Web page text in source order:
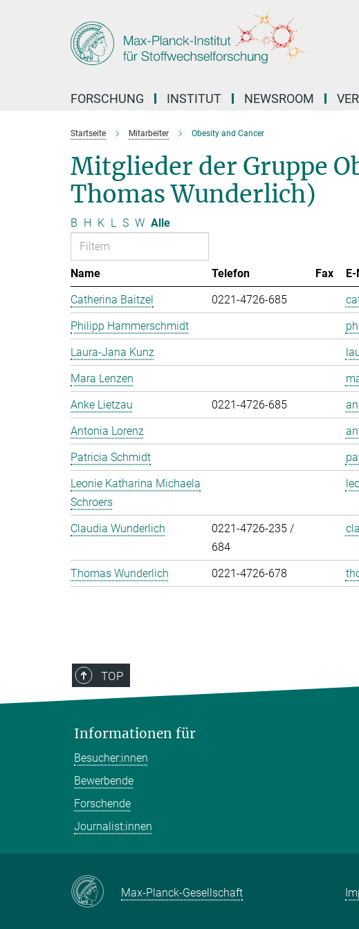
FORSCHUNG INSTITUT NEWSROOM
Startseite Mitarbeiter Obesity and Cancer
Mitglieder der Gruppe
Thomas Wunderlich)
B H K L S W Alle
Name Telefon Fax
Catherina Baitzel
0221-4726-685
Philipp Hammerschmidt
Laura-Jana Kunz
Mara Lenzen
Anke Lietzau
0221-4726-685
Antonia Lorenz
Patricia Schmidt
Leonie Katharina Michaela
Schroers
Claudia Wunderlich
0221-4726-235 /
684
Thomas Wunderlich 0221-4726-678
TOP
Informationen für
Besucher:innen
Bewerbende
Forschende
Journalist:innen
Max-Planck-Gesellschaft